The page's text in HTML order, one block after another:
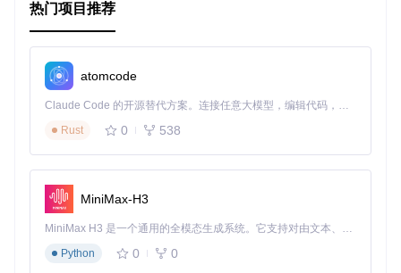
热门项目推荐
atomcode
Claude Code 的开源替代方案。连接任意大模型，编辑代码，运行命令，自动验证 — 全自动执行。用 Rust 构建，极致性能。 ｜ An open-source alternative to Claude Code. Connect any LLM, edit code, run commands, and verify changes — autonomously. Built in Rust for speed. Get Started
Rust
0 538
MiniMax-H3
MiniMax H3 是一个通用的全模态生成系统。它支持对由文本、图像、视频和音频组成的多模态上下文进行统一理解，并能生成分辨率高达 2K、时长可达 15 秒的带原生立体声音频的视频。得益于面向任务泛化的系统设计，H3 在预训练阶段就已具备广泛的多模态上下文理解与生成能力，能够出色地执行复杂的多模态指令。
Python
0 0